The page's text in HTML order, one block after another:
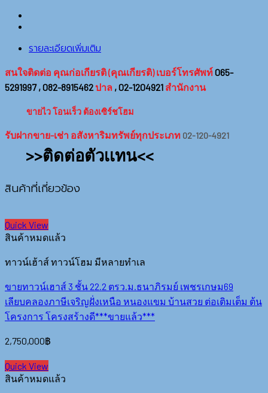
รายละเอียดเพิ่มเติม
สนใจติดต่อ คุณก่อเกียรติ (คุณเกียรติ) เบอร์โทรศัพท์065-
5291997 , 082-8915462 ปาล , 02-1204921 สำนักงาน
ขายไว โอนเร็ว ต้องเซิร์ชโฮม
รับฝากขาย-เช่า อสังหาริมทรัพย์ทุกประเภท 02-120-4921
>>ติดต่อตัวเเทน<<
สินค้าที่เกี่ยวข้อง
Quick View
สินค้าหมดแล้ว
ทาวน์เฮ้าส์ ทาวน์โฮม มีหลายทำเล
ขายทาวน์เฮาส์ 3 ชั้น 22.2 ตรว.ม.ธนาภิรมย์ เพชรเกษม69
เลียบคลองภาษีเจริญฝั่งเหนือ หนองแขม บ้านสวย ต่อเติมเต็ม ต้น
โครงการ โครงสร้างดี***ขายแล้ว***
2,750,000฿
Quick View
สินค้าหมดแล้ว